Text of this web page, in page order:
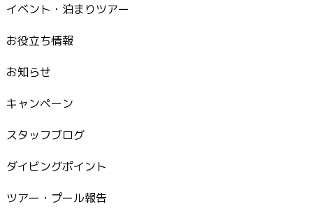
イベント・泊まりツアー
お役立ち情報
お知らせ
キャンペーン
スタッフブログ
ダイビングポイント
ツアー・プール報告